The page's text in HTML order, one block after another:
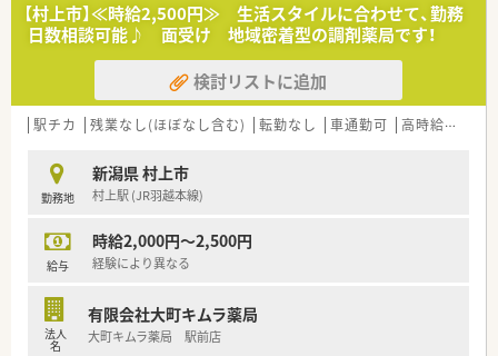
【村上市】≪時給2,500円≫ 生活スタイルに合わせて、勤務
日数相談可能♪ 面受け 地域密着型の調剤薬局です！
検討リストに追加
駅チカ 残業なし(ほぼなし含む) 転勤なし 車通勤可 高時給(2,500円以上)
勤務地
新潟県 村上市
村上駅 (JR羽越本線)
給与
時給2,000円～2,500円
経験により異なる
法人
名
有限会社大町キムラ薬局
大町キムラ薬局 駅前店